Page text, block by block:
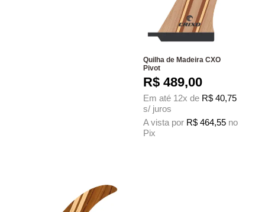
Quilha de Madeira CXO
Pivot
R$ 489,00
Em até 12x de R$ 40,75
s/ juros
A vista por R$ 464,55 no
Pix